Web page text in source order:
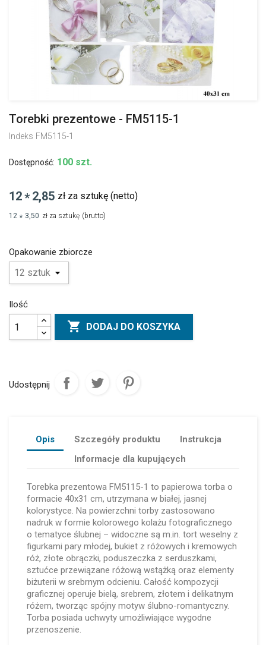
Torebki prezentowe - FM5115-1
Indeks FM5115-1
Dostępność: 100 szt.
12* 2,85 zł za sztukę (netto)
12 * 3,50 zł za sztukę (brutto)
Opakowanie zbiorcze
Ilość
 DODAJ DO KOSZYKA
Udostępnij
Opis Szczegóły produktu
Instrukcja
Informacje dla kupujących
Torebka prezentowa FM5115-1 to papierowa torba o
formacie 40x31 cm, utrzymana w białej, jasnej
kolorystyce. Na powierzchni torby zastosowano
nadruk w formie kolorowego kolażu fotograficznego
o tematyce ślubnej – widoczne są m.in. tort weselny z
figurkami pary młodej, bukiet z różowych i kremowych
róż, złote obrączki, poduszeczka z serduszkami,
sztućce przewiązane różową wstążką oraz elementy
biżuterii w srebrnym odcieniu. Całość kompozycji
graficznej operuje bielą, srebrem, złotem i delikatnym
różem, tworząc spójny motyw ślubno-romantyczny.
Torba posiada uchwyty umożliwiające wygodne
przenoszenie.